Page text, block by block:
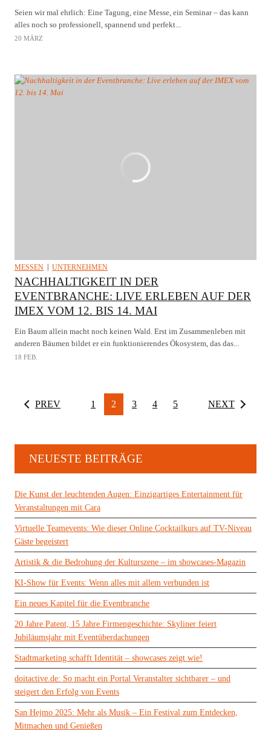
Seien wir mal ehrlich: Eine Tagung, eine Messe, ein Seminar – das kann
alles noch so professionell, spannend und perfekt...
20 MÄRZ
MESSEN UNTERNEHMEN
NACHHALTIGKEIT IN DER
EVENTBRANCHE: LIVE ERLEBEN AUF DER
IMEX VOM 12. BIS 14. MAI
Ein Baum allein macht noch keinen Wald. Erst im Zusammenleben mit
anderen Bäumen bildet er ein funktionierendes Ökosystem, das das...
18 FEB.
PREV 1 2 3 4 5 NEXT
NEUESTE BEITRÄGE
Die Kunst der leuchtenden Augen: Einzigartiges Entertainment für
Veranstaltungen mit Cara
Virtuelle Teamevents: Wie dieser Online Cocktailkurs auf TV-Niveau
Gäste begeistert
Artistik & die Bedrohung der Kulturszene – im showcases-Magazin
KI-Show für Events: Wenn alles mit allem verbunden ist
Ein neues Kapitel für die Eventbranche
20 Jahre Patent, 15 Jahre Firmengeschichte: Skyliner feiert
Jubiläumsjahr mit Eventüberdachungen
Stadtmarketing schafft Identität – showcases zeigt wie!
doitactive.de: So macht ein Portal Veranstalter sichtbarer – und
steigert den Erfolg von Events
San Hejmo 2025: Mehr als Musik – Ein Festival zum Entdecken,
Mitmachen und Genießen